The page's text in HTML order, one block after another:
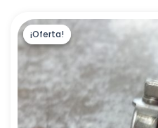
¡Oferta!
¡Oferta!